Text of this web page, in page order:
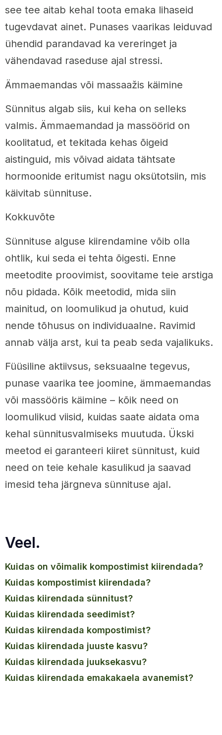
see tee aitab kehal toota emaka lihaseid
tugevdavat ainet. Punases vaarikas leiduvad
ühendid parandavad ka vereringet ja
vähendavad raseduse ajal stressi.
Ämmaemandas või massaažis käimine
Sünnitus algab siis, kui keha on selleks
valmis. Ämmaemandad ja massöörid on
koolitatud, et tekitada kehas õigeid
aistinguid, mis võivad aidata tähtsate
hormoonide eritumist nagu oksütotsiin, mis
käivitab sünnituse.
Kokkuvõte
Sünnituse alguse kiirendamine võib olla
ohtlik, kui seda ei tehta õigesti. Enne
meetodite proovimist, soovitame teie arstiga
nõu pidada. Kõik meetodid, mida siin
mainitud, on loomulikud ja ohutud, kuid
nende tõhusus on individuaalne. Ravimid
annab välja arst, kui ta peab seda vajalikuks.
Füüsiline aktiivsus, seksuaalne tegevus,
punase vaarika tee joomine, ämmaemandas
või massööris käimine – kõik need on
loomulikud viisid, kuidas saate aidata oma
kehal sünnitusvalmiseks muutuda. Ükski
meetod ei garanteeri kiiret sünnitust, kuid
need on teie kehale kasulikud ja saavad
imesid teha järgneva sünnituse ajal.
Veel.
kuidas on võimalik kompostimist kiirendada?
kuidas kompostimist kiirendada?
kuidas kiirendada sünnitust?
kuidas kiirendada seedimist?
kuidas kiirendada kompostimist?
kuidas kiirendada juuste kasvu?
kuidas kiirendada juuksekasvu?
kuidas kiirendada emakakaela avanemist?